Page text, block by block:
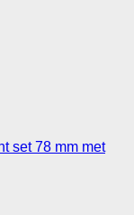
set 78 mm met